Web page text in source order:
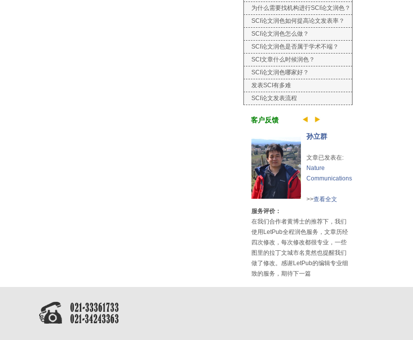
为什么需要找机构进行SCI论文润色？
SCI论文润色如何提高论文发表率？
SCI论文润色怎么做？
SCI论文润色是否属于学术不端？
SCI文章什么时候润色？
SCI论文润色哪家好？
发表SCI有多难
SCI论文发表流程
客户反馈
孙立群
文章已发表在:
Nature
Communications
>>查看全文
服务评价：
在我们合作者黄博士的推荐下，我们
使用LetPub全程润色服务，文章历经
四次修改，每次修改都很专业，一些
图里的拉丁文城市名竟然也提醒我们
做了修改。感谢LetPub的编辑专业细
致的服务，期待下一篇